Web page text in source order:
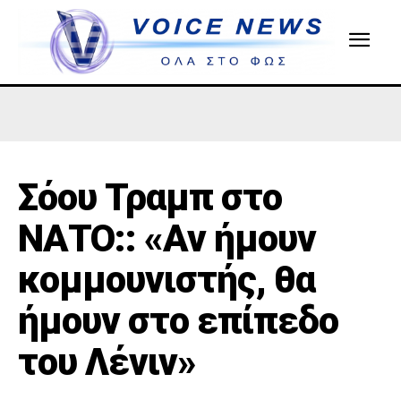
Σόου Τραμπ στο
ΝΑΤΟ:: «Αν ήμουν
κομμουνιστής, θα
ήμουν στο επίπεδο
του Λένιν»